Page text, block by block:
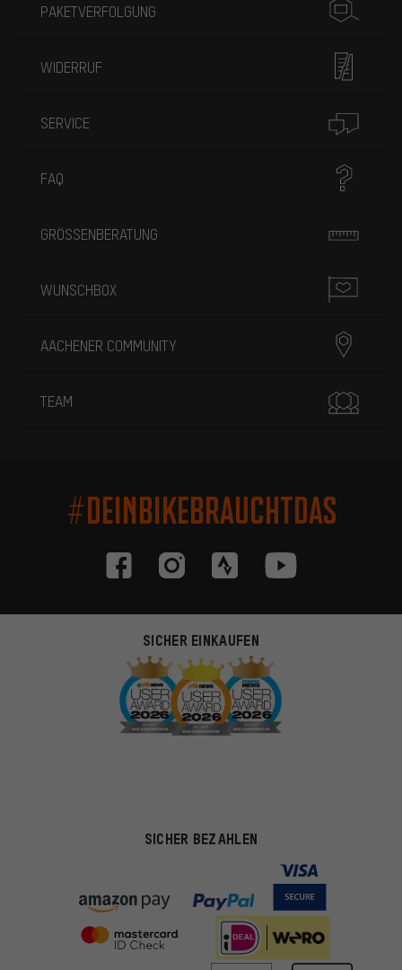
PAKETVERFOLGUNG
WIDERRUF
SERVICE
FAQ
GRÖSSENBERATUNG
WUNSCHBOX
AACHENER COMMUNITY
TEAM
#DEINBIKEBRAUCHTDAS
SICHER EINKAUFEN
SICHER BEZAHLEN